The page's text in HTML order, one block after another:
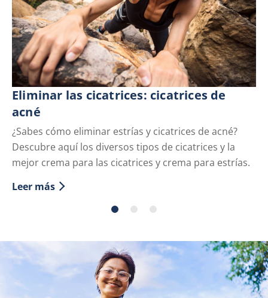
¿Sabes cómo eliminar estrías y cicatrices de acné?
Descubre aquí los diversos tipos de cicatrices y la
mejor crema para las cicatrices y crema para estrías.
Eliminar las cicatrices: cicatrices de
acné
Discover more about Eliminar las cicatrices:
Leer más